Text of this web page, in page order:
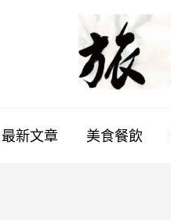
最新文章 美食餐飲